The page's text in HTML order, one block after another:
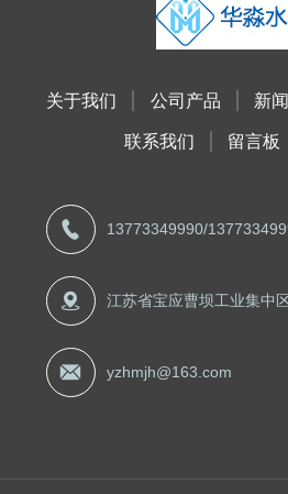
关于我们 公司产品 新
联系我们 留言板
13773349990/
江苏省宝应曹坝工业集中
yzhmjh@163.com